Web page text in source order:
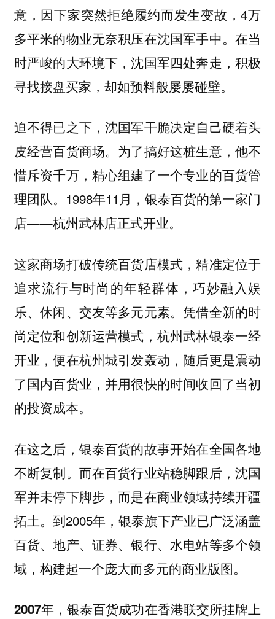
意，因下家突然拒绝履约而发生变故，4万
多平米的物业无奈积压在沈国军手中。在当
时严峻的大环境下，沈国军四处奔走，积极
寻找接盘买家，却如预料般屡屡碰壁。
迫不得已之下，沈国军干脆决定自己硬着头
皮经营百货商场。为了搞好这桩生意，他不
惜斥资千万，精心组建了一个专业的百货管
理团队。1998年11月，银泰百货的第一家门
店——杭州武林店正式开业。
这家商场打破传统百货店模式，精准定位于
追求流行与时尚的年轻群体，巧妙融入娱
乐、休闲、交友等多元元素。凭借全新的时
尚定位和创新运营模式，杭州武林银泰一经
开业，便在杭州城引发轰动，随后更是震动
了国内百货业，并用很快的时间收回了当初
的投资成本。
在这之后，银泰百货的故事开始在全国各地
不断复制。而在百货行业站稳脚跟后，沈国
军并未停下脚步，而是在商业领域持续开疆
拓土。到2005年，银泰旗下产业已广泛涵盖
百货、地产、证券、银行、水电站等多个领
域，构建起一个庞大而多元的商业版图。
2007年，银泰百货成功在香港联交所挂牌上